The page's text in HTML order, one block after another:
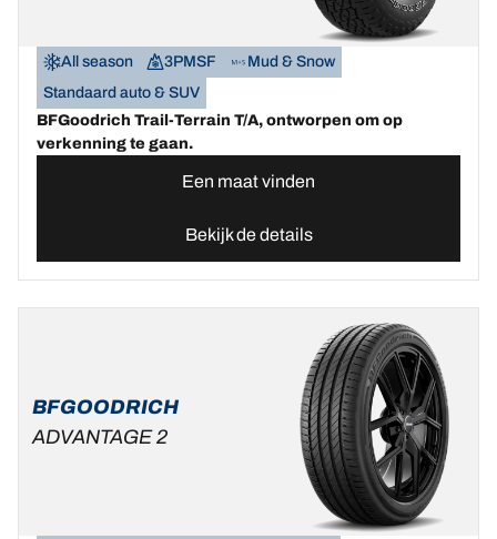
All season 3PMSF
Mud & Snow
Standaard auto & SUV
BFGoodrich Trail-Terrain T/A, ontworpen om op
verkenning te gaan.
Een maat vinden
Bekijk de details
BFGOODRICH
ADVANTAGE 2